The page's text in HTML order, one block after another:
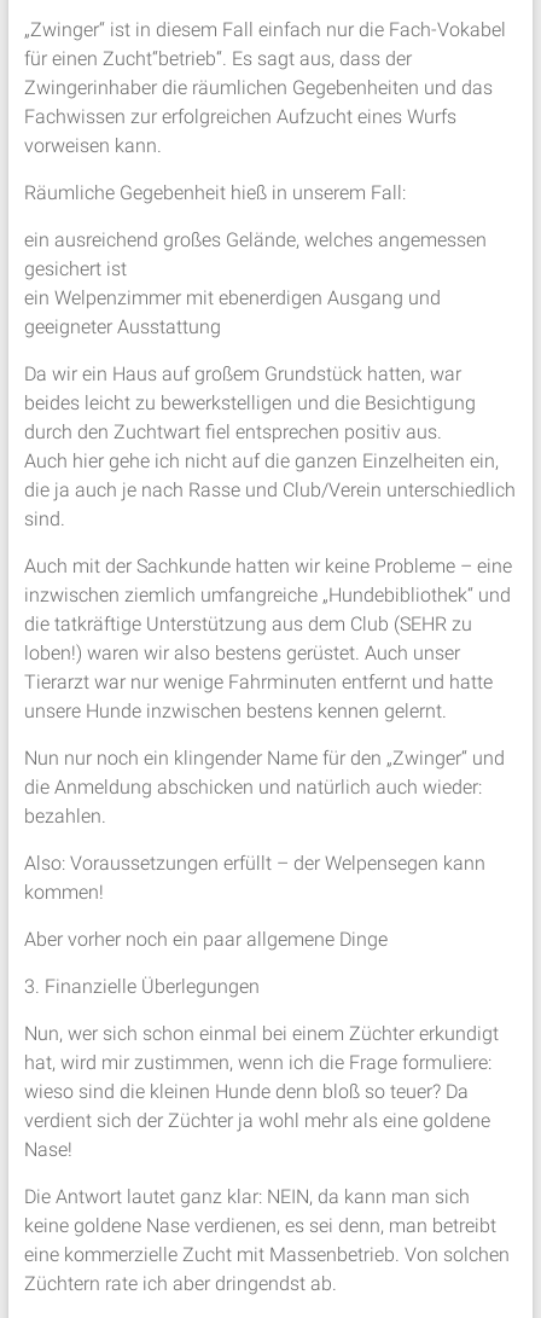
„Zwinger“ ist in diesem Fall einfach nur die Fach-Vokabel
für einen Zucht“betrieb“. Es sagt aus, dass der
Zwingerinhaber die räumlichen Gegebenheiten und das
Fachwissen zur erfolgreichen Aufzucht eines Wurfs
vorweisen kann.
Räumliche Gegebenheit hieß in unserem Fall:
ein ausreichend großes Gelände, welches angemessen
gesichert ist
ein Welpenzimmer mit ebenerdigen Ausgang und
geeigneter Ausstattung
Da wir ein Haus auf großem Grundstück hatten, war
beides leicht zu bewerkstelligen und die Besichtigung
durch den Zuchtwart fiel entsprechen positiv aus.
Auch hier gehe ich nicht auf die ganzen Einzelheiten ein,
die ja auch je nach Rasse und Club/Verein unterschiedlich
sind.
Auch mit der Sachkunde hatten wir keine Probleme – eine
inzwischen ziemlich umfangreiche „Hundebibliothek“ und
die tatkräftige Unterstützung aus dem Club (SEHR zu
loben!) waren wir also bestens gerüstet. Auch unser
Tierarzt war nur wenige Fahrminuten entfernt und hatte
unsere Hunde inzwischen bestens kennen gelernt.
Nun nur noch ein klingender Name für den „Zwinger“ und
die Anmeldung abschicken und natürlich auch wieder:
bezahlen.
Also: Voraussetzungen erfüllt – der Welpensegen kann
kommen!
Aber vorher noch ein paar allgemene Dinge
3. Finanzielle Überlegungen
Nun, wer sich schon einmal bei einem Züchter erkundigt
hat, wird mir zustimmen, wenn ich die Frage formuliere:
wieso sind die kleinen Hunde denn bloß so teuer? Da
verdient sich der Züchter ja wohl mehr als eine goldene
Nase!
Die Antwort lautet ganz klar: NEIN, da kann man sich
keine goldene Nase verdienen, es sei denn, man betreibt
eine kommerzielle Zucht mit Massenbetrieb. Von solchen
Züchtern rate ich aber dringendst ab.